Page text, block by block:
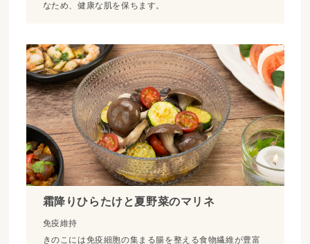
なため、健康な肌を保ちます。
霜降りひらたけと夏野菜のマリネ
免疫維持
きのこには免疫細胞の集まる腸を整える食物繊維が豊富